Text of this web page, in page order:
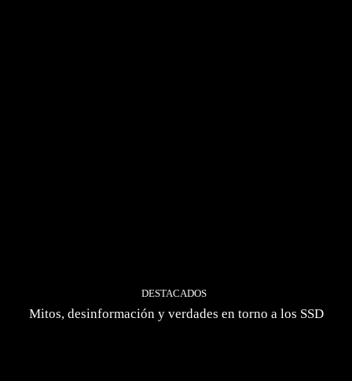
DESTACADOS
Mitos, desinformación y verdades en torno a los SSD